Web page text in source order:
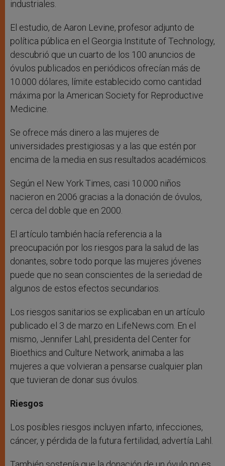
industriales.
El estudio, de Aaron Levine, profesor adjunto de
política pública en el Georgia Institute of Technology,
descubrió que un cuarto de los 100 anuncios de
óvulos publicados en periódicos ofrecían más de
10.000 dólares, límite establecido como cantidad
máxima por la American Society for Reproductive
Medicine.
Se ofrece más dinero a las mujeres de
universidades prestigiosas y a las que estén por
encima de la media en sus resultados académicos.
Según el New York Times, casi 10.000 niños
nacieron en 2006 gracias a la donación de óvulos,
cerca del doble que en 2000.
El artículo también hacía referencia a la
preocupación por los riesgos para la salud de las
donantes, sobre todo porque las mujeres jóvenes
puede que no sean conscientes de la seriedad de
algunos de estos efectos secundarios.
Los riesgos sanitarios se explicaban en un artículo
publicado el 3 de marzo en LifeNews.com. En el
mismo, Jennifer Lahl, presidenta del Center for
Bioethics and Culture Network, animaba a las
mujeres a que volvieran a pensarse cualquier plan
que tuvieran de donar sus óvulos.
Riesgos
Los posibles riesgos incluyen infarto, infecciones,
cáncer, y pérdida de la futura fertilidad, advertía Lahl.